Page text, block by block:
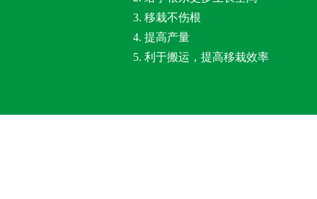
3. 移栽不伤根
4. 提高产量
5. 利于搬运，提高移栽效率